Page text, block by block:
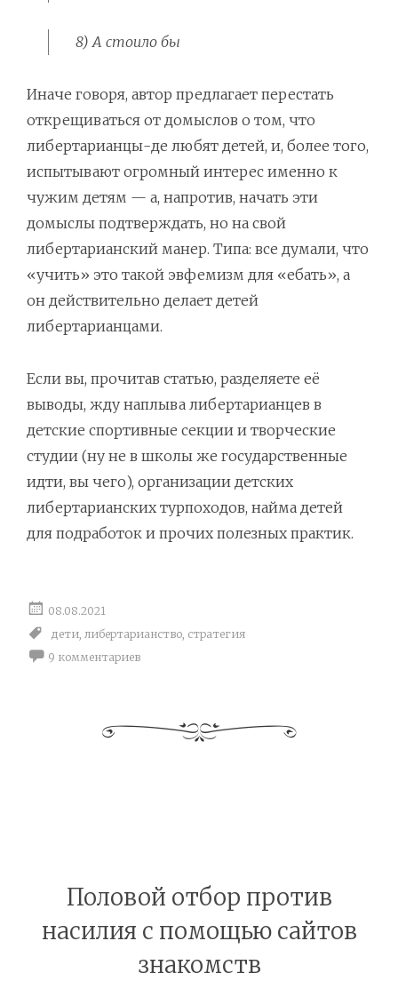
8) А стоило бы
Иначе говоря, автор предлагает перестать
открещиваться от домыслов о том, что
либертарианцы-де любят детей, и, более того,
испытывают огромный интерес именно к
чужим детям — а, напротив, начать эти
домыслы подтверждать, но на свой
либертарианский манер. Типа: все думали, что
«учить» это такой эвфемизм для «ебать», а
он действительно делает детей
либертарианцами.
Если вы, прочитав статью, разделяете её
выводы, жду наплыва либертарианцев в
детские спортивные секции и творческие
студии (ну не в школы же государственные
идти, вы чего), организации детских
либертарианских турпоходов, найма детей
для подработок и прочих полезных практик.
08.08.2021
дети либертарианство стратегия
9 комментариев
Половой отбор против
насилия с помощью сайтов
знакомств